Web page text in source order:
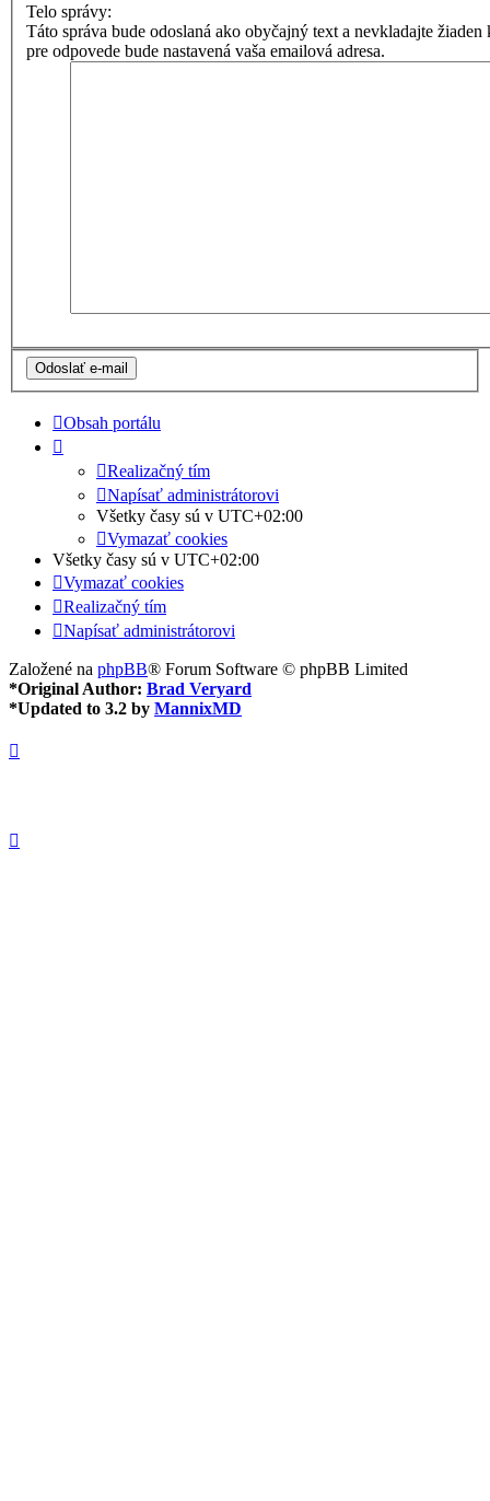
Telo správy:
Táto správa bude odoslaná ako obyčajný text a nevkladajte
pre odpovede bude nastavená vaša emailová adresa.
Obsah portálu
Realizačný tím
Napísať administrátorovi
Všetky časy sú v UTC+02:00
Vymazať cookies
Všetky časy sú v UTC+02:00
Vymazať cookies
Realizačný tím
Napísať administrátorovi
Založené na phpBB® Forum Software © phpBB Limited
*Original Author: Brad Veryard
*Updated to 3.2 by MannixMD